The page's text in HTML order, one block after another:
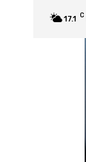
17.1 C